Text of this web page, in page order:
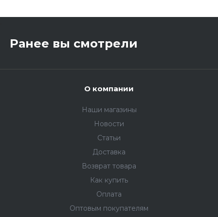
Ранее вы смотрели
О компании
Наши магазины
Новости
Статьи
Доставка
Возврат товара
Как купить
Оплата
Оптовым покупателям